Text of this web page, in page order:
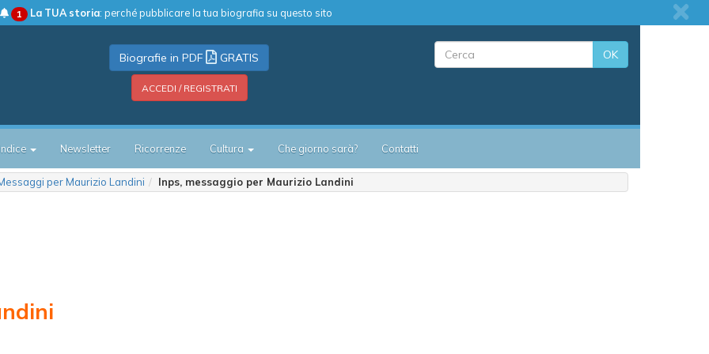
1 La TUA storia: perché pubblicare la tua biografia su questo sito
Biografie in PDF GRATIS
ACCEDI / REGISTRATI
OK
Newsletter Ricorrenze Cultura Che giorno sarà? Contatti
per Maurizio Landini Inps, messaggio per Maurizio Landini